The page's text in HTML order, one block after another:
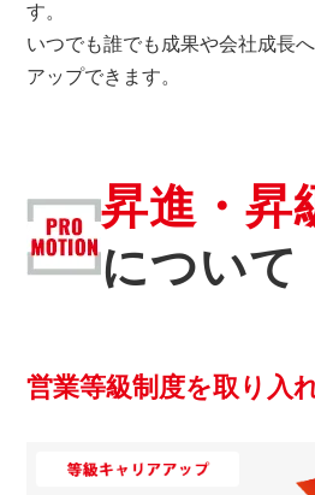
す。
いつでも誰でも成果や会社成長
アップできます。
昇進・昇
について
営業等級制度を取り入